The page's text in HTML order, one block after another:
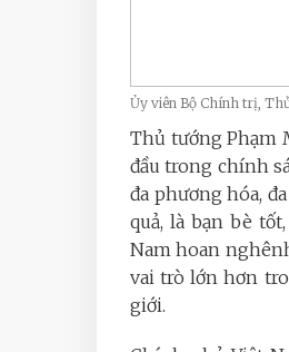
Ủy viên Bộ Chính trị,
Thủ tướng Phạm
đầu trong chính
đa phương hóa,
quả, là bạn bè
Nam hoan
vai trò lớn hơn
giới.